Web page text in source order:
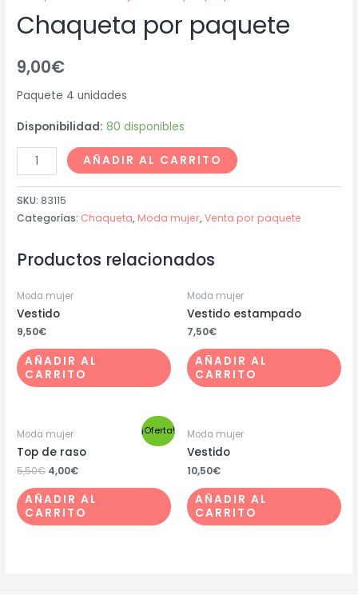
Chaqueta por paquete
9,00€
Paquete 4 unidades
Disponibilidad: 80 disponibles
AÑADIR AL CARRITO
SKU: 83115
Categorías: Chaqueta, Moda mujer,Venta por paquete
Productos relacionados
Moda mujer
Vestido
9,50€
AÑADIR AL
CARRITO
Moda mujer
Vestido estampado
7,50€
AÑADIR AL
CARRITO
¡Oferta!
Moda mujer
Top de raso
5,50€ 4,00€
AÑADIR AL
CARRITO
Moda mujer
Vestido
10,50€
AÑADIR AL
CARRITO